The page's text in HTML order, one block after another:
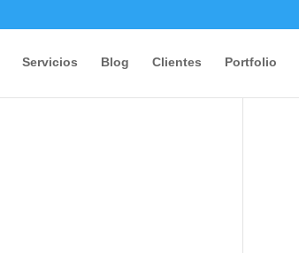
Servicios Blog Clientes Portfolio